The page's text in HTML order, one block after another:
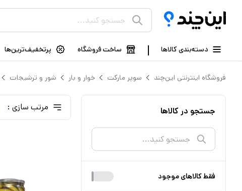
دسته‌بندی کالاها ساخت فروشگاه پرتخفیف‌ترین‌ها
فروشگاه اینترنتی این‌چند سوپر مارکت خوار و بار شور و ترشیجات
جستجو در کالاها
فقط کالا‌های موجود
مرتب سازی :